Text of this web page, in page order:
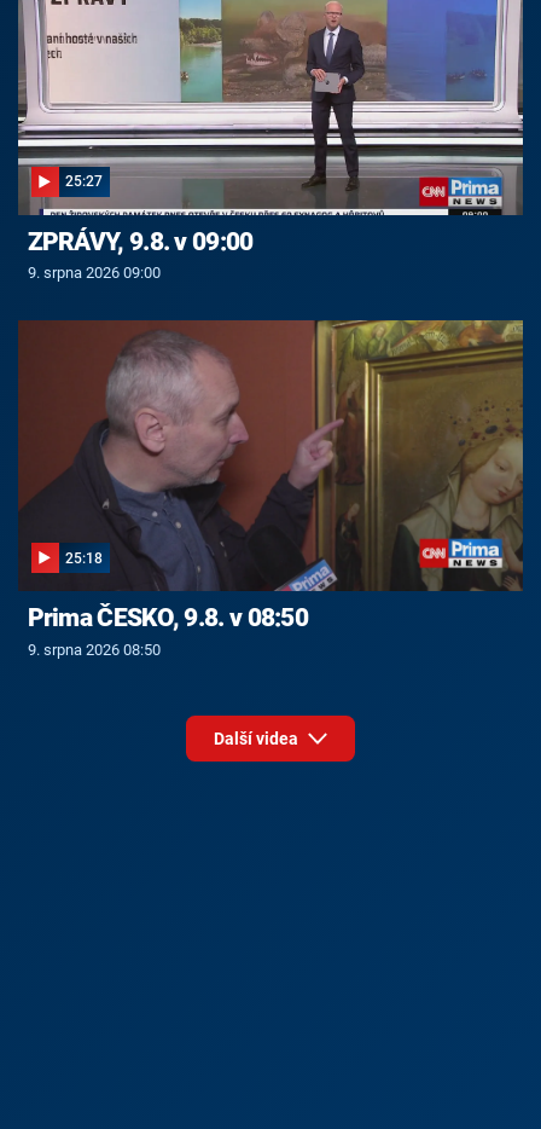
25:27
ZPRÁVY, 9.8. v 09:00
9. srpna 2026 09:00
25:18
Prima ČESKO, 9.8. v 08:50
9. srpna 2026 08:50
Další videa